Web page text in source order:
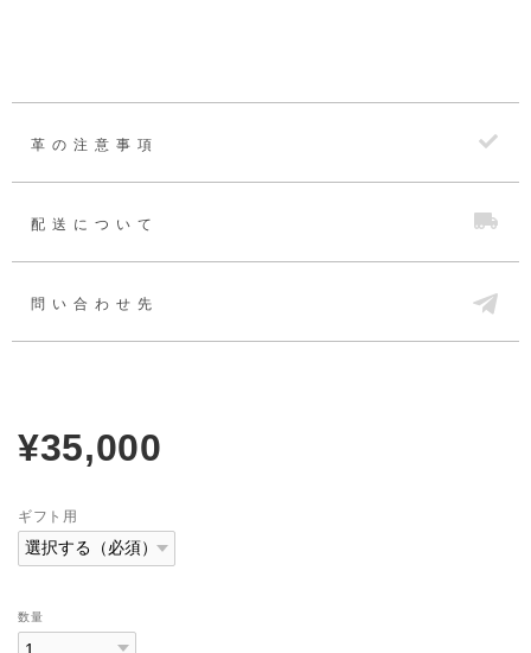
革の注意事項
配送について
問い合わせ先
¥35,000
ギフト用
数量